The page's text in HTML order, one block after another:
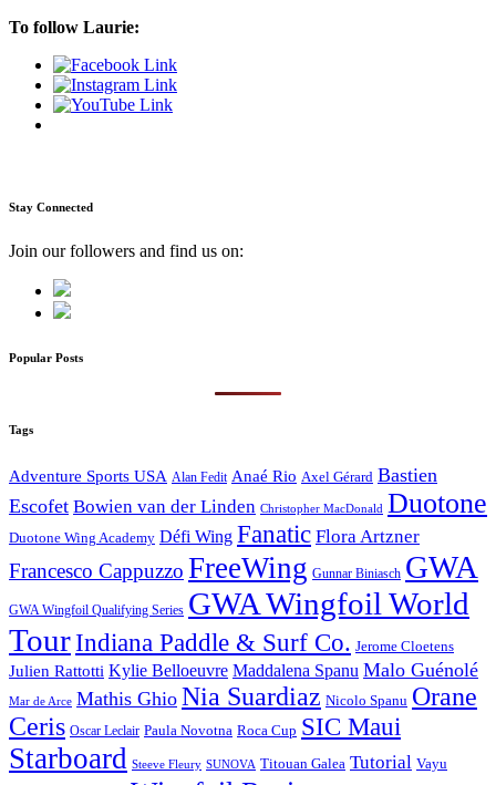
To follow Laurie:
Stay Connected
Join our followers and find us on:
Popular Posts
Tags
Adventure Sports USA Alan Fedit Anaé Rio Axel Gérard Bastien
Escofet Bowien van der Linden Christopher MacDonald Duotone
Duotone Wing Academy Défi Wing Fanatic Flora Artzner
Francesco Cappuzzo FreeWing Gunnar Biniasch GWA
GWA Wingfoil Qualifying Series GWA Wingfoil World
TourIndiana Paddle & Surf Co. Jerome Cloetens
Julien Rattotti Kylie Belloeuvre Maddalena Spanu Malo Guénolé
Mar de Arce Mathis Ghio Nia Suardiaz Nicolo Spanu Orane
Ceris Oscar Leclair Paula Novotna Roca Cup SIC Maui
Starboard Steeve Fleury SUNOVA Titouan Galea Tutorial Vayu